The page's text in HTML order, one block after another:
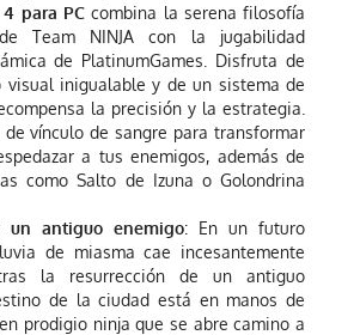
4 para PCcombina la serena filosofía
Team NINJA con la jugabilidad
de PlatinumGames. Disfruta de
visual inigualable y de un sistema de
la precisión y la estrategia.
vínculo de sangre para transformar
a tus enemigos, además de
como Salto de Izuna o Golondrina
un antiguo enemigo: En un futuro
de miasma cae incesantemente
la resurrección de un antiguo
de la ciudad está en manos de
prodigio ninja que se abre camino a